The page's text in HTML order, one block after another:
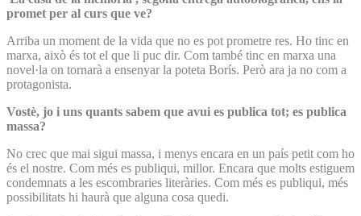
promet per al curs que ve?
Arriba un moment de la vida que no es pot prometre res. Ho tinc en
marxa, això és tot el que li puc dir. Com també tinc en marxa una
novel·la on tornarà a ensenyar la poteta Borís. Però ara ja no com a
protagonista.
Vostè, jo i uns quants sabem que avui es publica tot; es publica
massa?
No crec que mai sigui massa, i menys encara en un país petit com ho
és el nostre. Com més es publiqui, millor. Encara que molts estiguem
condemnats a les escombraries literàries. Com més es publiqui, més
possibilitats hi haurà que alguna cosa quedi.